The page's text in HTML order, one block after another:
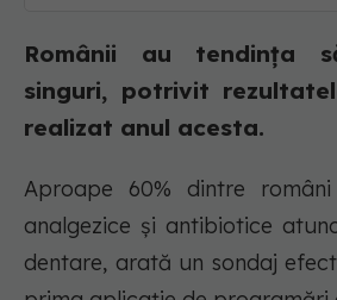
Românii au tendința
singuri, potrivit
realizat anul acesta.
Aproape 60% dintre
analgezice şi antibiotice
dentare, arată un sondaj